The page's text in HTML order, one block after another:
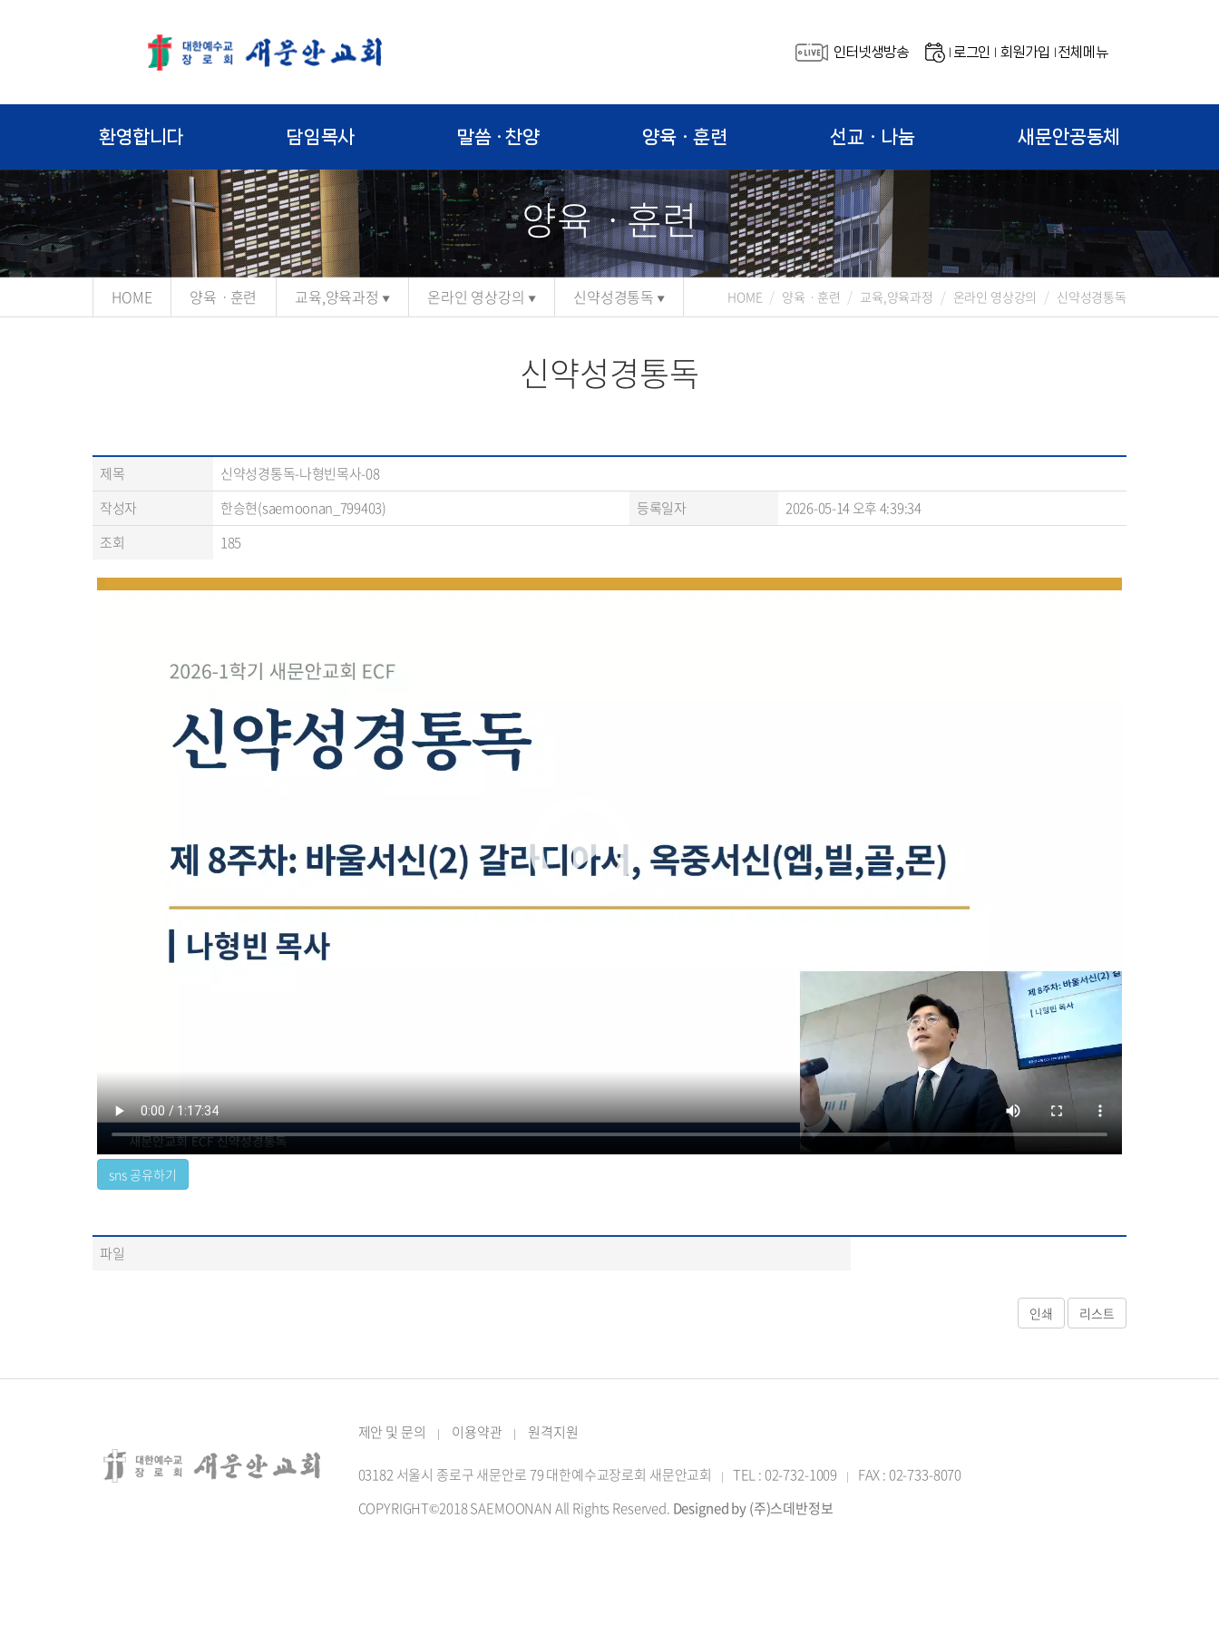
인터넷생방송 로그인 회원가입 전체메뉴
환영합니다 담임목사 말씀 · 찬양 양육ㆍ훈련 선교ㆍ나눔 새문안공동체
양육ㆍ훈련
HOME 양육ㆍ훈련 교육,양육과정 온라인 영상강의 신약성경통독 HOME 양육ㆍ훈련 교육,양육과정 온라인 영상강의 신약성경통독
신약성경통독
제목
신약성경통독-나형빈목사-08
작성자
한승현(saemoonan_799403) 등록일자
2026-05-14 오후 4:39:34
조회
185
파일
제안 및 문의 | 이용약관 | 원격지원
03182 서울시 종로구 새문안로 79 대한예수교장로회 새문안교회 | TEL : 02-732-1009 |
FAX : 02-733-8070
COPYRIGHT©2018 SAEMOONAN All Rights Reserved. Designed by (주)스데반정보